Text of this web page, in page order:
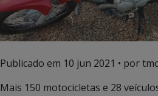
Publicado em 10 jun 2021 • por
Mais 150 motocicletas e 28